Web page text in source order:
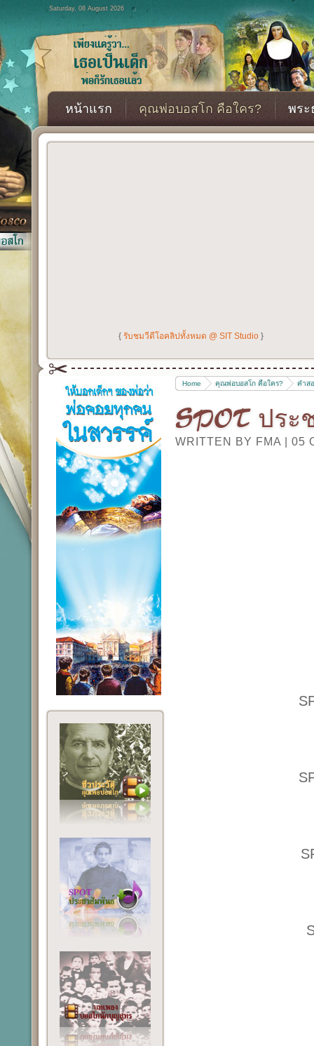
Saturday, 08 August 2026
หน้าแรก คุณพ่อบอสโก คือใคร? พระ
{ รับชมวีดีโอคลิปทั้งหมด @ SIT Studio }
Home คุณพ่อบอสโก คือใคร? คำส
SPOT ประ
WRITTEN BY FMA 05